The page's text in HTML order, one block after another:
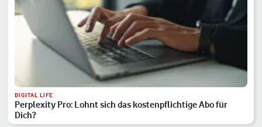
DIGITAL LIFE
Perplexity Pro: Lohnt sich das kostenpflichtige Abo für
Dich?